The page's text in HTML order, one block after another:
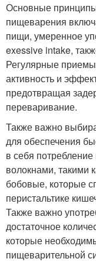
Основные
пищеварения
пищи, умеренное
exessive intake,
Регулярные
активность и
предотвращая
переваривание.
Также важно
для обеспечения
в себя
волокнами, такими
бобовые, которые
перистальтике
Также важно
достаточное
которые
пищеварительной